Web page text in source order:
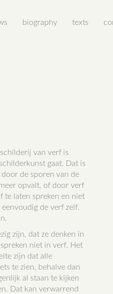
biography texts
van verf is
gaat. Dat is
de sporen van de
opvalt, of door verf
te laten spreken en niet
de verf zelf.
zijn, dat ze denken in
niet in verf. Het
zijn dat alle
te zien, behalve dan
al staan te kijken
Dat kan verwarrend